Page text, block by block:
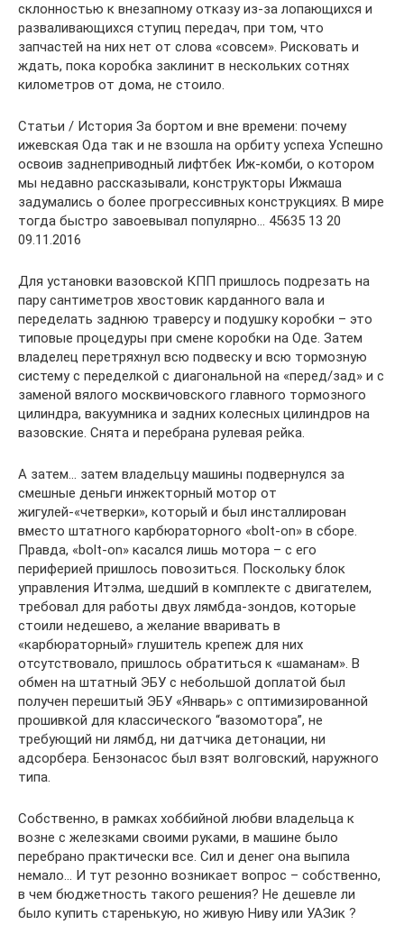
склонностью к внезапному отказу из-за лопающихся и
разваливающихся ступиц передач, при том, что
запчастей на них нет от слова «совсем». Рисковать и
ждать, пока коробка заклинит в нескольких сотнях
километров от дома, не стоило.
Статьи / История За бортом и вне времени: почему
ижевская Ода так и не взошла на орбиту успеха Успешно
освоив заднеприводный лифтбек Иж-комби, о котором
мы недавно рассказывали, конструкторы Ижмаша
задумались о более прогрессивных конструкциях. В мире
тогда быстро завоевывал популярно… 45635 13 20
09.11.2016
Для установки вазовской КПП пришлось подрезать на
пару сантиметров хвостовик карданного вала и
переделать заднюю траверсу и подушку коробки – это
типовые процедуры при смене коробки на Оде. Затем
владелец перетряхнул всю подвеску и всю тормозную
систему с переделкой с диагональной на «перед/зад» и с
заменой вялого москвичовского главного тормозного
цилиндра, вакуумника и задних колесных цилиндров на
вазовские. Снята и перебрана рулевая рейка.
А затем… затем владельцу машины подвернулся за
смешные деньги инжекторный мотор от
жигулей-«четверки», который и был инсталлирован
вместо штатного карбюраторного «bolt-on» в сборе.
Правда, «bolt-on» касался лишь мотора – с его
периферией пришлось повозиться. Поскольку блок
управления Итэлма, шедший в комплекте с двигателем,
требовал для работы двух лямбда-зондов, которые
стоили недешево, а желание вваривать в
«карбюраторный» глушитель крепеж для них
отсутствовало, пришлось обратиться к «шаманам». В
обмен на штатный ЭБУ с небольшой доплатой был
получен перешитый ЭБУ «Январь» с оптимизированной
прошивкой для классического “вазомотора”, не
требующий ни лямбд, ни датчика детонации, ни
адсорбера. Бензонасос был взят волговский, наружного
типа.
Собственно, в рамках хоббийной любви владельца к
возне с железками своими руками, в машине было
перебрано практически все. Сил и денег она выпила
немало… И тут резонно возникает вопрос – собственно,
в чем бюджетность такого решения? Не дешевле ли
было купить старенькую, но живую Ниву или УАЗик ?